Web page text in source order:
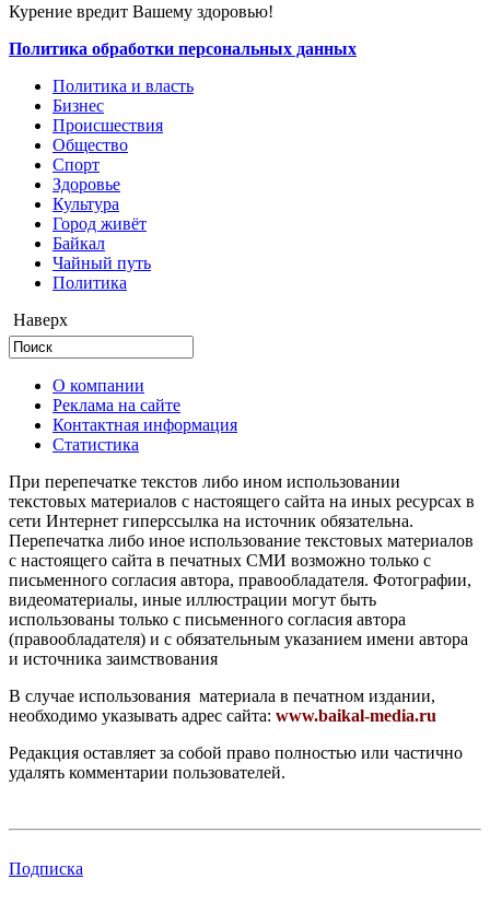
Курение вредит Вашему здоровью!
Политика обработки персональных данных
Политика и власть
Бизнес
Происшествия
Общество
Cпорт
Здоровье
Культура
Город живёт
Байкал
Чайный путь
Политика
Наверх
О компании
Реклама на сайте
Контактная информация
Статистика
При перепечатке текстов либо ином использовании
текстовых материалов с настоящего сайта на иных ресурсах в
сети Интернет гиперссылка на источник обязательна.
Перепечатка либо иное использование текстовых материалов
с настоящего сайта в печатных СМИ возможно только с
письменного согласия автора, правообладателя. Фотографии,
видеоматериалы, иные иллюстрации могут быть
использованы только с письменного согласия автора
(правообладателя) и с обязательным указанием имени автора
и источника заимствования
В случае использования материала в печатном издании,
необходимо указывать адрес сайта: www.baikal-media.ru
Редакция оставляет за собой право полностью или частично
удалять комментарии пользователей.
Подписка